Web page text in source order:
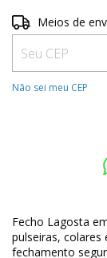
Entregas para o
Meios de
Não sei meu CEP
Fecho Lagosta
pulseiras,
fechamento